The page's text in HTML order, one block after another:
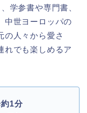
学参書や専門書、
中世ヨーロッパの
の人々から愛さ
れでも楽しめるア
1分